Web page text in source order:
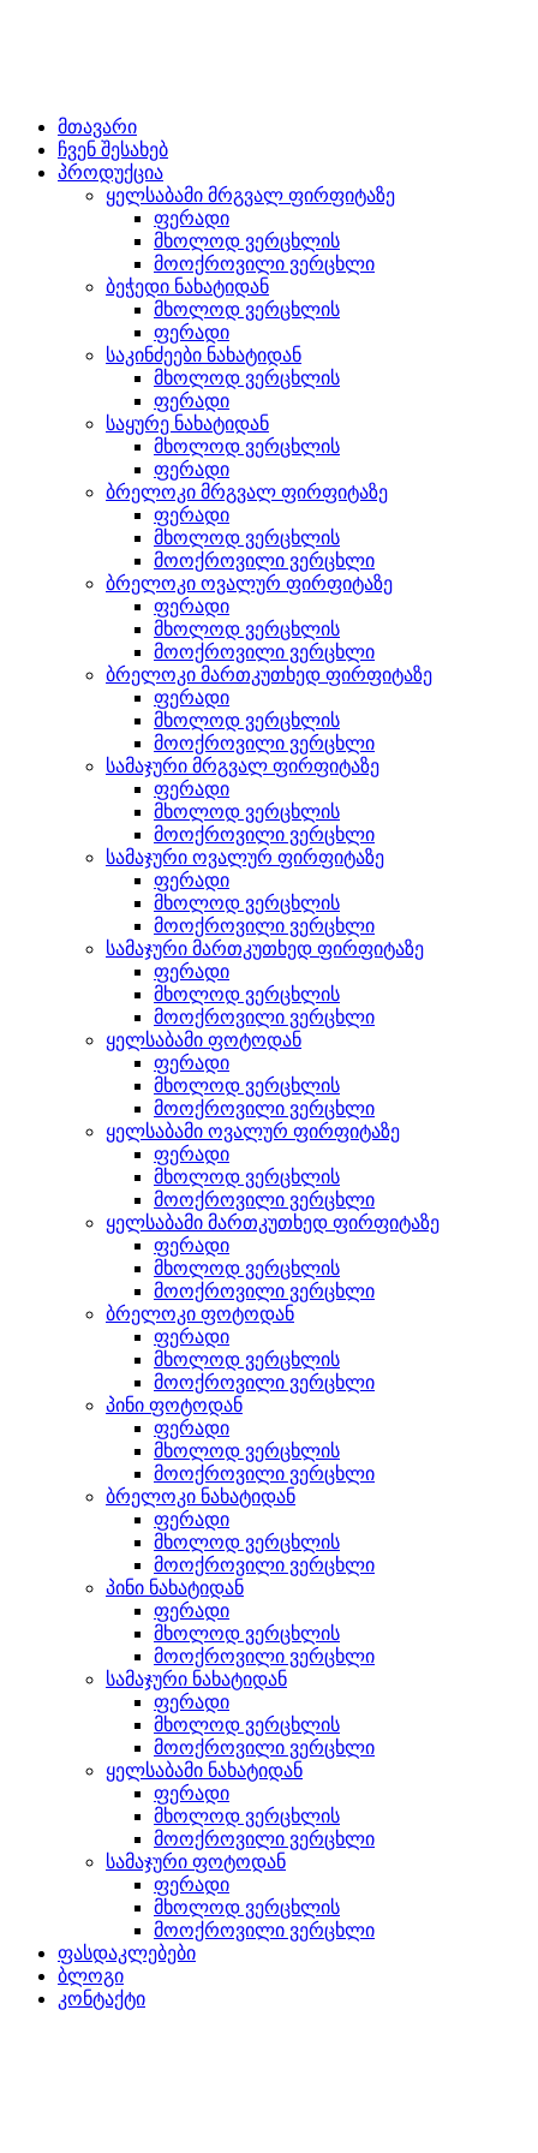
მთავარი
ჩვენ შესახებ
პროდუქცია
ყელსაბამი მრგვალ ფირფიტაზე
ფერადი
მხოლოდ ვერცხლის
მოოქროვილი ვერცხლი
ბეჭედი ნახატიდან
მხოლოდ ვერცხლის
ფერადი
საკინძეები ნახატიდან
მხოლოდ ვერცხლის
ფერადი
საყურე ნახატიდან
მხოლოდ ვერცხლის
ფერადი
ბრელოკი მრგვალ ფირფიტაზე
ფერადი
მხოლოდ ვერცხლის
მოოქროვილი ვერცხლი
ბრელოკი ოვალურ ფირფიტაზე
ფერადი
მხოლოდ ვერცხლის
მოოქროვილი ვერცხლი
ბრელოკი მართკუთხედ ფირფიტაზე
ფერადი
მხოლოდ ვერცხლის
მოოქროვილი ვერცხლი
სამაჯური მრგვალ ფირფიტაზე
ფერადი
მხოლოდ ვერცხლის
მოოქროვილი ვერცხლი
სამაჯური ოვალურ ფირფიტაზე
ფერადი
მხოლოდ ვერცხლის
მოოქროვილი ვერცხლი
სამაჯური მართკუთხედ ფირფიტაზე
ფერადი
მხოლოდ ვერცხლის
მოოქროვილი ვერცხლი
ყელსაბამი ფოტოდან
ფერადი
მხოლოდ ვერცხლის
მოოქროვილი ვერცხლი
ყელსაბამი ოვალურ ფირფიტაზე
ფერადი
მხოლოდ ვერცხლის
მოოქროვილი ვერცხლი
ყელსაბამი მართკუთხედ ფირფიტაზე
ფერადი
მხოლოდ ვერცხლის
მოოქროვილი ვერცხლი
ბრელოკი ფოტოდან
ფერადი
მხოლოდ ვერცხლის
მოოქროვილი ვერცხლი
პინი ფოტოდან
ფერადი
მხოლოდ ვერცხლის
მოოქროვილი ვერცხლი
ბრელოკი ნახატიდან
ფერადი
მხოლოდ ვერცხლის
მოოქროვილი ვერცხლი
პინი ნახატიდან
ფერადი
მხოლოდ ვერცხლის
მოოქროვილი ვერცხლი
სამაჯური ნახატიდან
ფერადი
მხოლოდ ვერცხლის
მოოქროვილი ვერცხლი
ყელსაბამი ნახატიდან
ფერადი
მხოლოდ ვერცხლის
მოოქროვილი ვერცხლი
სამაჯური ფოტოდან
ფერადი
მხოლოდ ვერცხლის
მოოქროვილი ვერცხლი
ფასდაკლებები
ბლოგი
კონტაქტი